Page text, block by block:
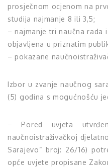
prosječnom ocjenom na
studija najmanje 8 ili 3,5;
– najmanje tri naučna rada
objavljena u priznatim
– pokazane
Izbor u zvanje naučnog
(5) godina s mogućnošću
– Pored uvjeta
naučnoistraživačkoj
Sarajevo“ broj: 26/16)
opće uvjete propisane